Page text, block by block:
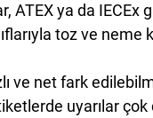
ATEX ya da IECEx
toz ve neme
ve net fark
uyarılar